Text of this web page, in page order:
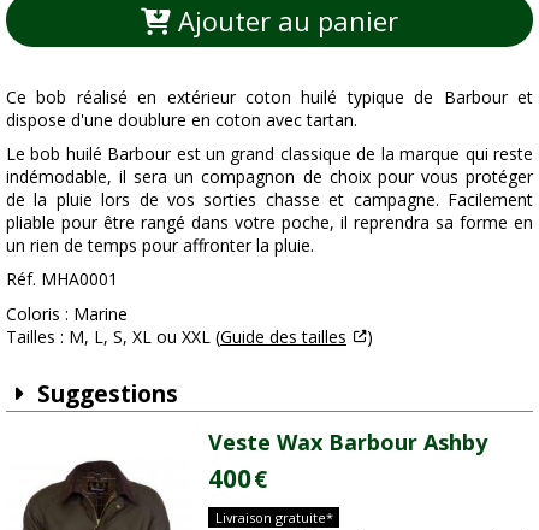
Ajouter au panier
Ce bob réalisé en extérieur coton huilé typique de Barbour et
dispose d'une doublure en coton avec tartan.
Le bob huilé Barbour est un grand classique de la marque qui reste
indémodable, il sera un compagnon de choix pour vous protéger
de la pluie lors de vos sorties chasse et campagne. Facilement
pliable pour être rangé dans votre poche, il reprendra sa forme en
un rien de temps pour affronter la pluie.
Réf. MHA0001
Coloris : Marine
Tailles : M, L, S, XL ou XXL (Guide des tailles )
Suggestions
Veste Wax Barbour Ashby
400€
Livraison gratuite*